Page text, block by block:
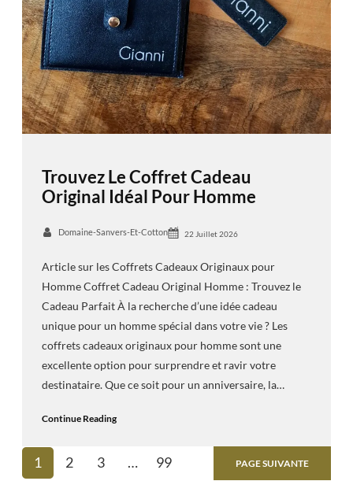
Trouvez Le Coffret Cadeau
Original Idéal Pour Homme
Domaine-Sanvers-Et-Cotton 22 Juillet 2026
Article sur les Coffrets Cadeaux Originaux pour
Homme Coffret Cadeau Original Homme : Trouvez le
Cadeau Parfait À la recherche d’une idée cadeau
unique pour un homme spécial dans votre vie ? Les
coffrets cadeaux originaux pour homme sont une
excellente option pour surprendre et ravir votre
destinataire. Que ce soit pour un anniversaire, la…
Continue Reading
1 2 3 … 99 PAGE SUIVANTE